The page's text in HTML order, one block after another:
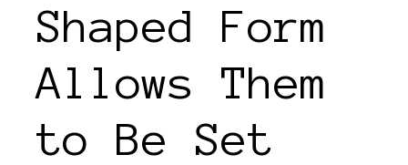
Shaped Form
Allows Them
to Be Set